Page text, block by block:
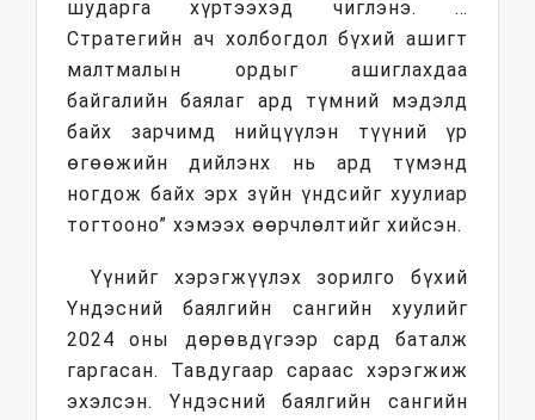
шударга хүртээхэд чиглэнэ. …
Стратегийн ач холбогдол бүхий ашигт
малтмалын ордыг ашиглахдаа
байгалийн баялаг ард түмний мэдэлд
байх зарчимд нийцүүлэн түүний үр
өгөөжийн дийлэнх нь ард түмэнд
ногдож байх эрх зүйн үндсийг хуулиар
тогтооно” хэмээх өөрчлөлтийг хийсэн.
Үүнийг хэрэгжүүлэх зорилго бүхий
Үндэсний баялгийн сангийн хуулийг
2024 оны дөрөвдүгээр сард баталж
гаргасан. Тавдугаар сараас хэрэгжиж
эхэлсэн. Үндэсний баялгийн сангийн